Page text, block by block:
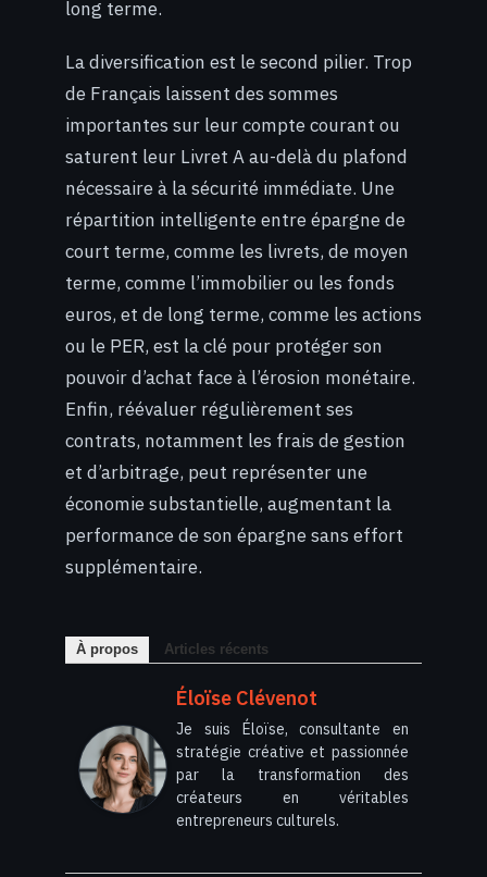
long terme.
La diversification est le second pilier. Trop
de Français laissent des sommes
importantes sur leur compte courant ou
saturent leur Livret A au-delà du plafond
nécessaire à la sécurité immédiate. Une
répartition intelligente entre épargne de
court terme, comme les livrets, de moyen
terme, comme l’immobilier ou les fonds
euros, et de long terme, comme les actions
ou le PER, est la clé pour protéger son
pouvoir d’achat face à l’érosion monétaire.
Enfin, réévaluer régulièrement ses
contrats, notamment les frais de gestion
et d’arbitrage, peut représenter une
économie substantielle, augmentant la
performance de son épargne sans effort
supplémentaire.
À propos Articles récents
Éloïse Clévenot
Je suis Éloïse, consultante en
stratégie créative et passionnée
par la transformation des
créateurs en véritables
entrepreneurs culturels.